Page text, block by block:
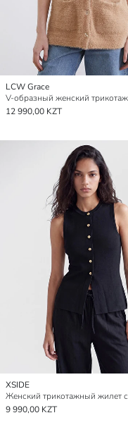
LCW Grace
12 990,00 KZT
XSIDE
9 990,00 KZT